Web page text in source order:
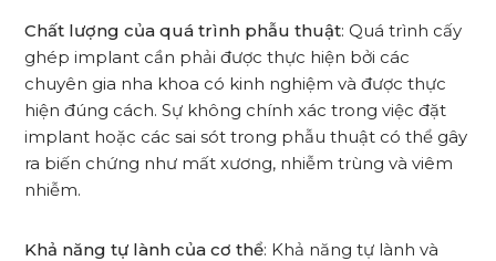
Chất lượng của quá trình phẫu thuật: Quá trình cấy
ghép implant cần phải được thực hiện bởi các
chuyên gia nha khoa có kinh nghiệm và được thực
hiện đúng cách. Sự không chính xác trong việc đặt
implant hoặc các sai sót trong phẫu thuật có thể gây
ra biến chứng như mất xương, nhiễm trùng và viêm
nhiễm.
Khả năng tự lành của cơ thể: Khả năng tự lành và